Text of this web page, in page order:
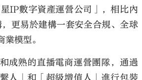
IP數字資產運營公司」，相比內
，更易於建構一套安全合規、全球
模型。
成熟的直播電商運營團隊，通過
人」和「超級增值人」進行包裝